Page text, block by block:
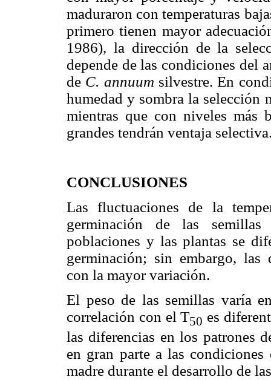
maduraron con temperaturas
primero tienen mayor
1986), la dirección de la
depende de las condiciones del
de C. annuum silvestre. En
humedad y sombra la selección
mientras que con niveles más
grandes tendrán ventaja
CONCLUSIONES
Las fluctuaciones de la
germinación de las
poblaciones y las plantas se
germinación; sin embargo,
con la mayor variación.
El peso de las semillas varía
correlación con el T50 es
las diferencias en los patrones
en gran parte a las
madre durante el desarrollo de